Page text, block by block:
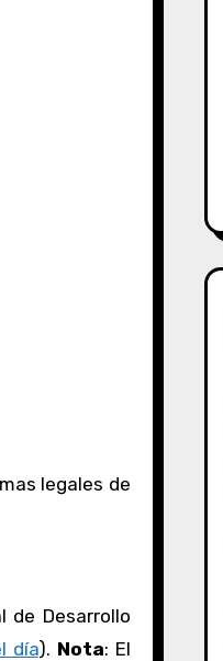
legales de
de Desarrollo
día). Nota: El